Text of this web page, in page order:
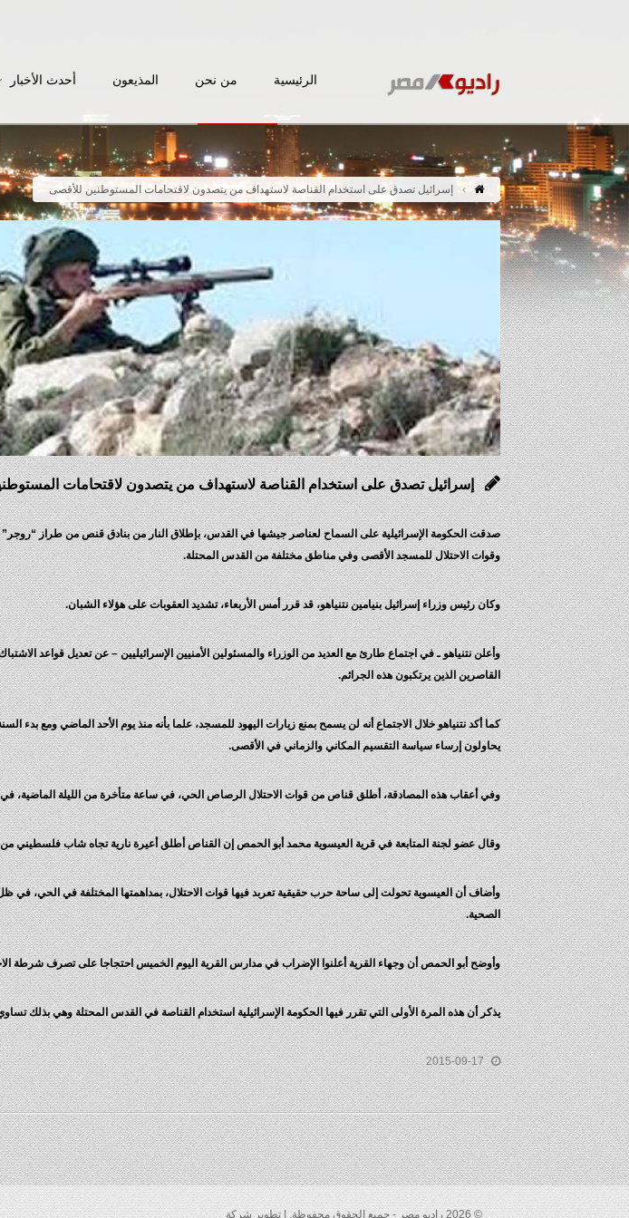
الرئيسية من نحن المذيعون أحدث الأخبار
إسرائيل تصدق على استخدام القناصة لاستهداف من يتصدون لاقتحامات المستوطنين للأقصى
إسرائيل تصدق على استخدام القناصة لاستهداف من يتصدون لاقتحامات
صدقت الحكومة الإسرائيلية على السماح لعناصر جيشها في القدس، بإطلاق النار من بنادق قنص من طراز
وقوات الاحتلال للمسجد الأقصى وفي مناطق مختلفة من القدس المحتلة.
وكان رئيس وزراء إسرائيل بنيامين نتنياهو، قد قرر أمس الأربعاء، تشديد العقوبات على هؤلاء الشبان.
وأعلن نتنياهو ـ في اجتماع طارئ مع العديد من الوزراء والمسئولين الأمنيين الإسرائيليين – عن تعديل قواعد
القاصرين الذين يرتكبون هذه الجرائم.
كما أكد نتنياهو خلال الاجتماع أنه لن يسمح بمنع زيارات اليهود للمسجد، علما بأنه منذ يوم الأحد الماضي ومع
يحاولون إرساء سياسة التقسيم المكاني والزماني في الأقصى.
وفي أعقاب هذه المصادقة، أطلق قناص من قوات الاحتلال الرصاص الحي، في ساعة متأخرة من الليلة الماضية،
وقال عضو لجنة المتابعة في قرية العيسوية محمد أبو الحمص إن القناص أطلق أعيرة نارية تجاه شاب فلسطيني من
وأضاف أن العيسوية تحولت إلى ساحة حرب حقيقية تعربد فيها قوات الاحتلال، بمداهمتها المختلفة في الحي، في
الصحية.
وأوضح أبو الحمص أن وجهاء القرية أعلنوا الإضراب في مدارس القرية اليوم الخميس احتجاجا على تصرف شرطة
يذكر أن هذه المرة الأولى التي تقرر فيها الحكومة الإسرائيلية استخدام القناصة في القدس المحتلة وهي بذلك
2015-09-17
© 2026 راديو مصر - جميع الحقوق محفوظة. | تطوير شركة